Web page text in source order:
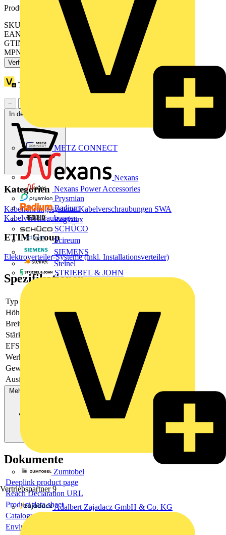
METZ CONNECT
Nexans
Nexans Power Accessories
Prysmian
Radium
Regiolux
SCHÜCO
Scireum
SIEMENS
Steinel
STRIEBEL & JOHN
Zumtobel
Vertriebspartner 9
Adalbert Zajadacz GmbH & Co. KG
Produktkennzeichen
SKU: NSYCGSP20
EAN: 3606481360342
GTIN: 3606481360342
MPN: NSYCGSP20
Verfügbar: 1 Händler
Treuepunkte:
−
In den Warenkorb
Kategorien
KabelführungssystemeKabelverschraubungen SWA
Kabelverschraubungen
ETIM Group
Elektroverteiler-Systeme (inkl. Installationsverteiler)
Spezifikationen
Typ
Höhe
Breite
Stärke
EFSE0006
Werkstoff
Kunststoff
Gewindeart
metrisch
Ausführung
Kabelverschraubung
Mehr anzeigen
Dokumente
Deeplink product page
Reach Declaration URL
Product data sheet
Catalogue
Environmental compliance declaration